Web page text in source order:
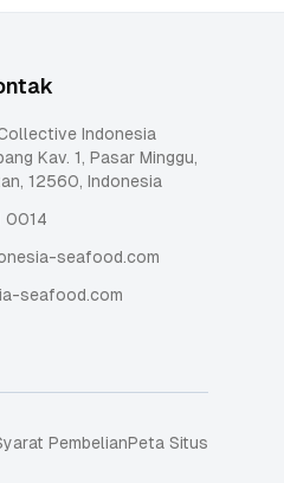
Indonesia
Kav. 1, Pasar Minggu,
, 12560, Indonesia
0014
seafood.com
seafood.com
PembelianPeta Situs